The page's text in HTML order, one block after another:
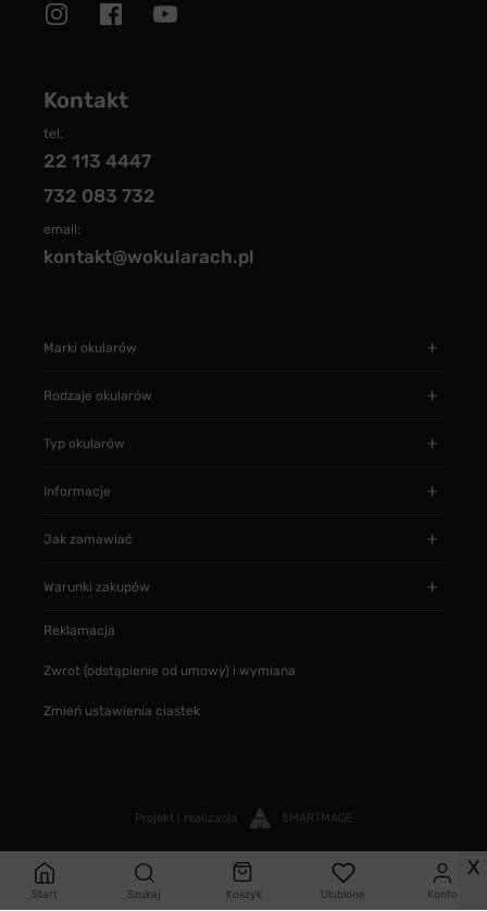
Start Szukaj Koszyk Ulubione Konto
Kontakt
tel.
22 113 4447
732 083 732
email:
kontakt@wokularach.pl
Marki okularów
Rodzaje okularów
Typ okularów
Informacje
Jak zamawiać
Warunki zakupów
Reklamacja
Zwrot (odstąpienie od umowy) i wymiana
Zmień ustawienia ciastek
Projekt i realizacja SMARTMAGE
X